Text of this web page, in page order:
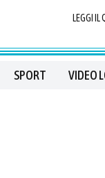
LEGGI
SPORT VIDEO